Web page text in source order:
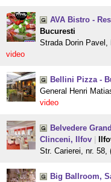
AVA Bistro -
Bucuresti
Strada Dorin Pavel,
video
Bellini Pizza -
General Henri
video
Belvedere
Clinceni, Ilfov
Str. Carierei, nr.
Big Ballroom,